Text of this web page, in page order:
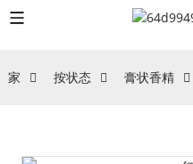
家 按状态 膏状香精